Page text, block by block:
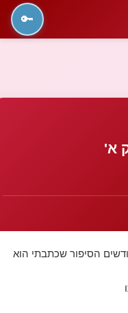
🔑
א'
סיון ואני בת 14 וכמה חודשים הסיפור שכתבתי הוא